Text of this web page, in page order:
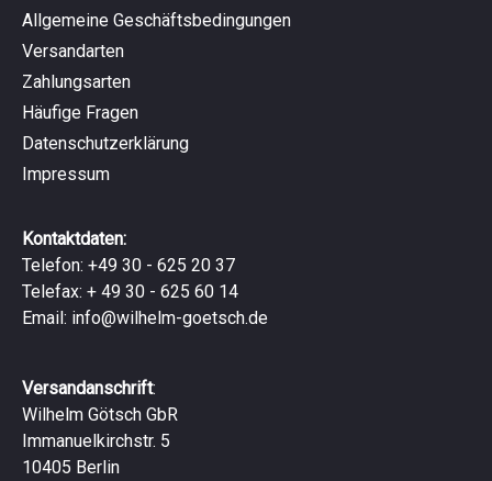
Allgemeine Geschäftsbedingungen
Versandarten
Zahlungsarten
Häufige Fragen
Datenschutzerklärung
Impressum
Kontaktdaten:
Telefon: +49 30 - 625 20 37
Telefax: + 49 30 - 625 60 14
Email: info@wilhelm-goetsch.de
Versandanschrift:
Wilhelm Götsch GbR
Immanuelkirchstr. 5
10405 Berlin